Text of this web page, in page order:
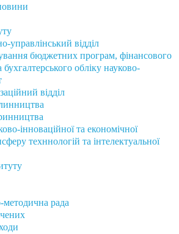
управлінський відділ
бюджетних програм, фінансового
бухгалтерського обліку науково-
відділ
інноваційної та економічної
техннологій та інтелектуальної
рада